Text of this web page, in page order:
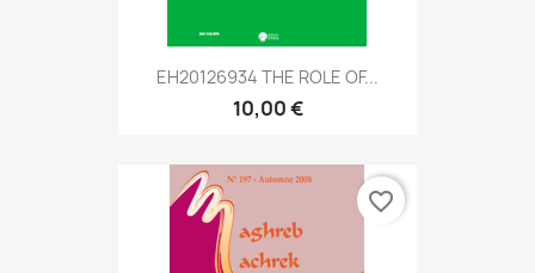
EH20126934 THE ROLE OF...
10,00 €
favorite_border